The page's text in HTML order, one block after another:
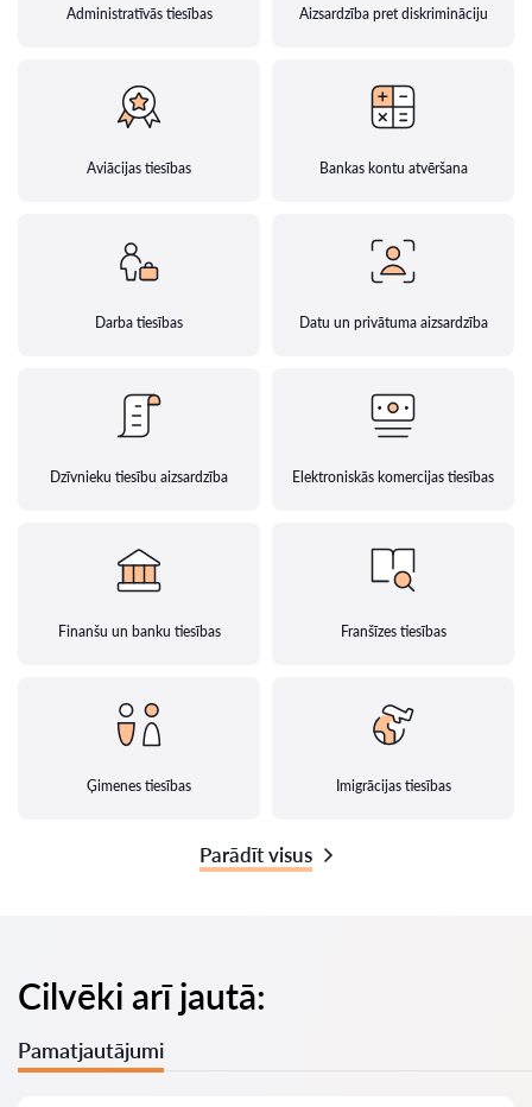
Administratīvās tiesības Aizsardzība pret diskrimināciju
Aviācijas tiesības Bankas kontu atvēršana
Darba tiesības Datu un privātuma aizsardzība
Dzīvnieku tiesību aizsardzība Elektroniskās komercijas tiesības
Finanšu un banku tiesības Franšīzes tiesības
Ģimenes tiesības Imigrācijas tiesības
Parādīt visus
Cilvēki arī jautā:
Pamatjautājumi